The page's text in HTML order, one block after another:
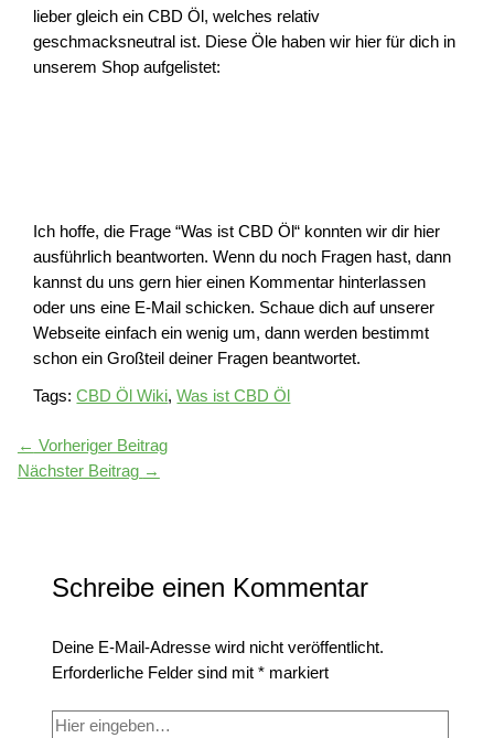
lieber gleich ein CBD Öl, welches relativ
geschmacksneutral ist. Diese Öle haben wir hier für dich in
unserem Shop aufgelistet:
Ich hoffe, die Frage “Was ist CBD Öl“ konnten wir dir hier
ausführlich beantworten. Wenn du noch Fragen hast, dann
kannst du uns gern hier einen Kommentar hinterlassen
oder uns eine E-Mail schicken. Schaue dich auf unserer
Webseite einfach ein wenig um, dann werden bestimmt
schon ein Großteil deiner Fragen beantwortet.
Tags:CBD Öl Wiki,Was ist CBD Öl
← Vorheriger Beitrag
Nächster Beitrag →
Schreibe einen Kommentar
Deine E-Mail-Adresse wird nicht veröffentlicht.
Erforderliche Felder sind mit* markiert
Hier